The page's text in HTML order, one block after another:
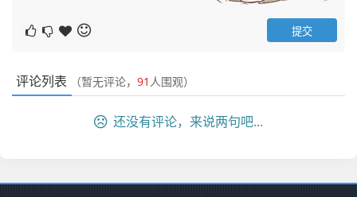
评论列表 （暂无评论， 91 人围观）
还没有评论，来说两句吧...